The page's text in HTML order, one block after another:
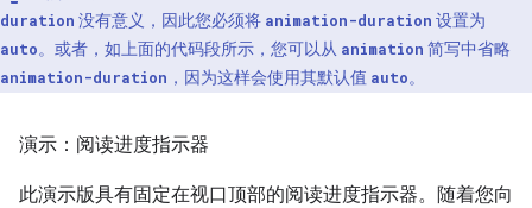
duration 没有意义，因此您必须将 animation-duration 设置为
auto。或者，如上面的代码段所示，您可以从 animation 简写中省略
animation-duration ，因为这样会使用其默认值 auto。
演示：阅读进度指示器
此演示版具有固定在视口顶部的阅读进度指示器。随着您向